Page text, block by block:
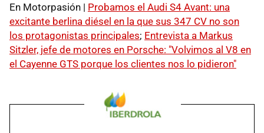
En Motorpasión | Probamos el Audi S4 Avant: una
excitante berlina diésel en la que sus 347 CV no son
los protagonistas principales; Entrevista a Markus
Sitzler, jefe de motores en Porsche: "Volvimos al V8 en
el Cayenne GTS porque los clientes nos lo pidieron"